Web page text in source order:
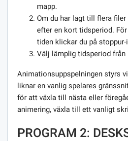
mapp.
Om du har lagt till flera
efter en kort tidsperiod.
tiden klickar du på stoppur-
Välj lämplig tidsperiod från
Animationsuppspelningen styrs
liknar en vanlig spelares
för att växla till nästa eller
animering, växla till ett vanligt
PROGRAM 2: